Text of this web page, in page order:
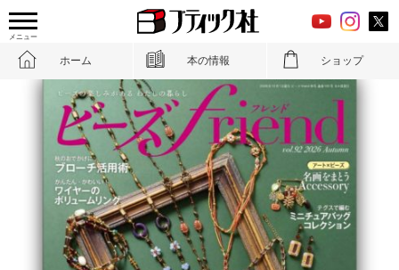
メニュー
ホーム 本の情報 ショップ